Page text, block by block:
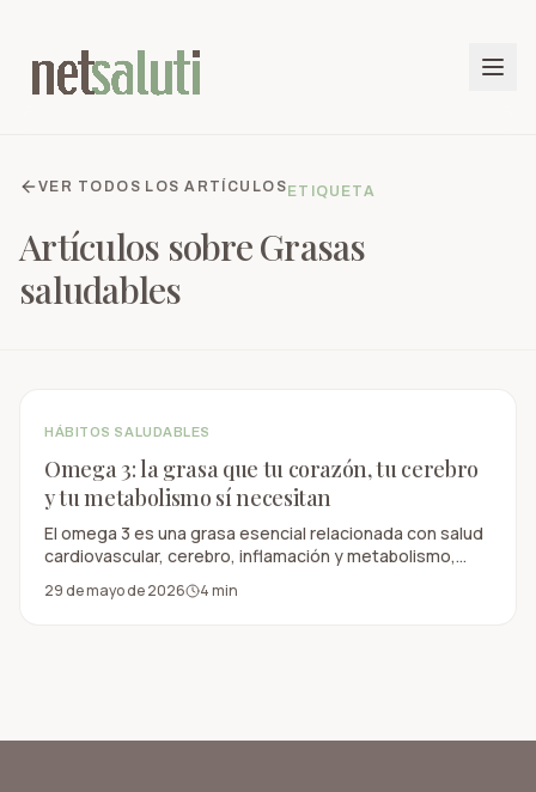
VER TODOS LOS ARTÍCULOS ETIQUETA
Artículos sobreGrasas
saludables
HÁBITOS SALUDABLES
Omega 3: la grasa que tu corazón, tu cerebro
y tu metabolismo sí necesitan
El omega 3 es una grasa esencial relacionada con salud
cardiovascular, cerebro, inflamación y metabolismo,
pero no todos los tipos funcionan igual.
29 de mayo de 2026 4min